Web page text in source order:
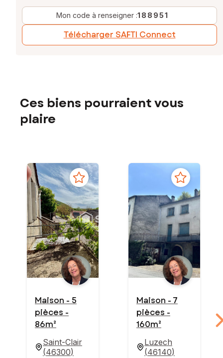
Mon code à renseigner :188951
Télécharger SAFTI Connect
Ces biens pourraient vous
plaire
Maison - 5
pièces -
86m²
Saint-Clair
(46300)
Maison - 7
pièces -
160m²
Luzech
(46140)